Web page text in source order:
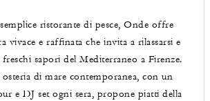
ristorante di pesce, Onde offre
vivace e raffinata che invita a rilassarsi e
freschi sapori del Mediterraneo a Firenze.
di mare contemporanea, con un
e DJ set ogni sera, propone piatti della